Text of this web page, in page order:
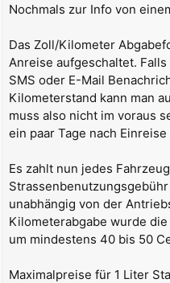
i
a
g
Nochmals zur Info von
Das Zoll/Kilometer
Anreise aufgeschaltet.
SMS oder E-Mail
Kilometerstand kann man
muss also nicht im voraus
ein paar Tage nach
Es zahlt nun jedes
unabhängig von der
Kilometerabgabe wurde
um mindestens 40 bis 50
Maximalpreise für 1 Liter